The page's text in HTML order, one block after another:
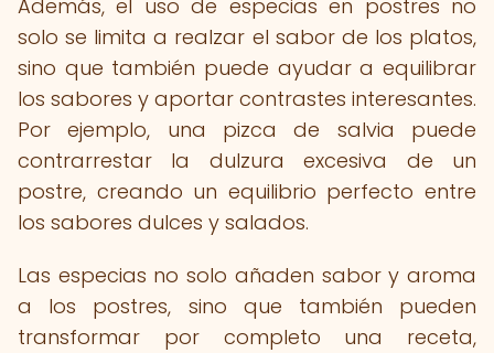
Además, el uso de especias en postres no
solo se limita a realzar el sabor de los platos,
sino que también puede ayudar a equilibrar
los sabores y aportar contrastes interesantes.
Por ejemplo, una pizca de salvia puede
contrarrestar la dulzura excesiva de un
postre, creando un equilibrio perfecto entre
los sabores dulces y salados.
Las especias no solo añaden sabor y aroma
a los postres, sino que también pueden
transformar por completo una receta,